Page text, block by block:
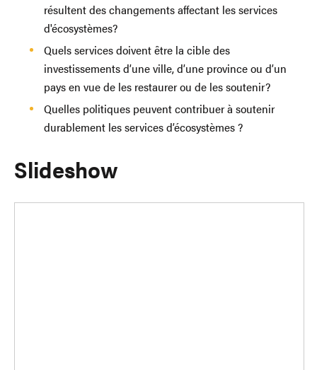
résultent des changements affectant les services
d'écosystèmes?
Quels services doivent être la cible des
investissements d’une ville, d’une province ou d’un
pays en vue de les restaurer ou de les soutenir?
Quelles politiques peuvent contribuer à soutenir
durablement les services d’écosystèmes ?
Slideshow